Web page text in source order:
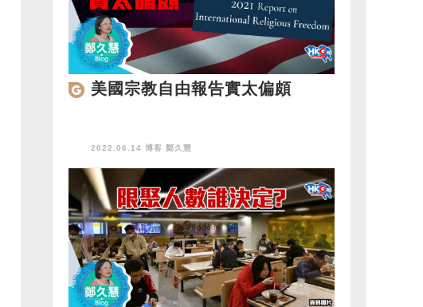
美國宗教自由報告實太偏頗
2022.06.14 博客 鄭久慧